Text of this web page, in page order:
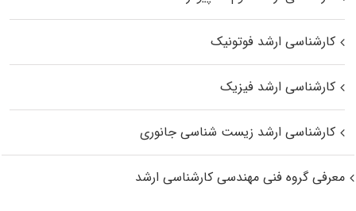
کارشناسی ارشد فوتونیک
کارشناسی ارشد فیزیک
کارشناسی ارشد زیست‌ شناسی جانوری
معرفی گروه فنی مهندسی کارشناسی ارشد